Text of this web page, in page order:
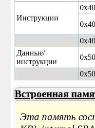
Инструкции
Данные/
инструкции
Встроенная
Эта память